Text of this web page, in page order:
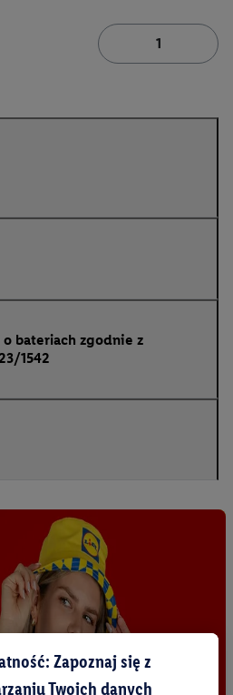
bateriach zgodnie z
1542
Zapoznaj się z
Twoich danych